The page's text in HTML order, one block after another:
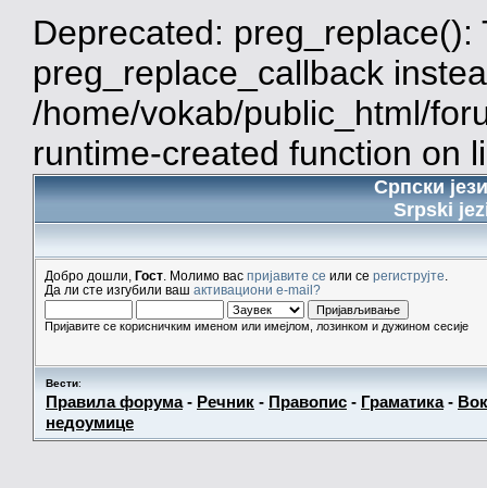
Deprecated:
preg_replace_callback
/home/vokab/public_html/
runtime-created function on
Српски
Srpski
Добро дошли, Гост . Молимо вас пријавите се или се региструјте
Да ли сте изгубили ваш активациони e-mail?
Пријавите се корисничким именом или имејлом, лозинком и дужином сесије
Вести:
Правила форума- Речник - Правопис - Граматика-
недоумице